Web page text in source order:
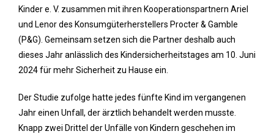
Kinder e. V. zusammen mit ihren Kooperationspartnern Ariel
und Lenor des Konsumgüterherstellers Procter & Gamble
(P&G). Gemeinsam setzen sich die Partner deshalb auch
dieses Jahr anlässlich des Kindersicherheitstages am 10. Juni
2024 für mehr Sicherheit zu Hause ein.
Der Studie zufolge hatte jedes fünfte Kind im vergangenen
Jahr einen Unfall, der ärztlich behandelt werden musste.
Knapp zwei Drittel der Unfälle von Kindern geschehen im